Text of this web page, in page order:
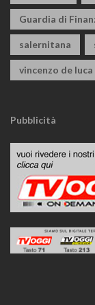
Guardia di
salernitana
vincenzo de luca
Pubblicità